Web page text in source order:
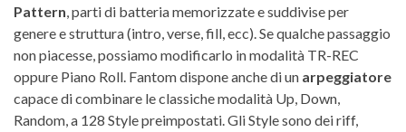
Pattern, parti di batteria memorizzate e suddivise per
genere e struttura (intro, verse, fill, ecc). Se qualche passaggio
non piacesse, possiamo modificarlo in modalità TR-REC
oppure Piano Roll. Fantom dispone anche di un arpeggiatore
capace di combinare le classiche modalità Up, Down,
Random, a 128 Style preimpostati. Gli Style sono dei riff,